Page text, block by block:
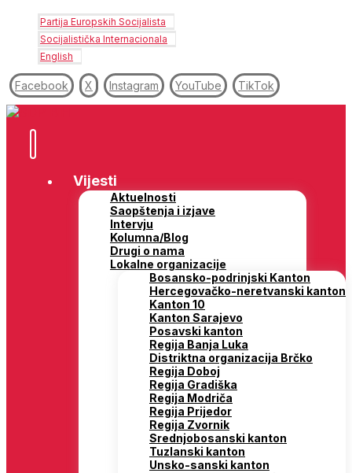
Partija Europskih Socijalista
Socijalistička Internacionala
English
Facebook X Instagram YouTube TikTok
Vijesti
Aktuelnosti
Saopštenja i izjave
Intervju
Kolumna/Blog
Drugi o nama
Lokalne organizacije
Bosansko-podrinjski Kanton
Hercegovačko-neretvanski kanton
Kanton 10
Kanton Sarajevo
Posavski kanton
Regija Banja Luka
Distriktna organizacija Brčko
Regija Doboj
Regija Gradiška
Regija Modriča
Regija Prijedor
Regija Zvornik
Srednjobosanski kanton
Tuzlanski kanton
Unsko-sanski kanton